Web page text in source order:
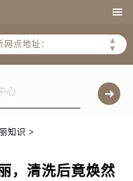

▲
▼
优化升级公告
服务热线：
点地址：
北京市东城区东长安街1号东方广场写字楼W3座6层602室（需提前预约）
北京市朝阳区建国门外大街甲6号华熙国际中心写字楼D座11层1102室（需提前预约）
北京市朝阳区建国门外大街甲6号华熙国际中心D座11层1102室售后服务中心（需提前预约）
知识 >
，清洗后竟焕然